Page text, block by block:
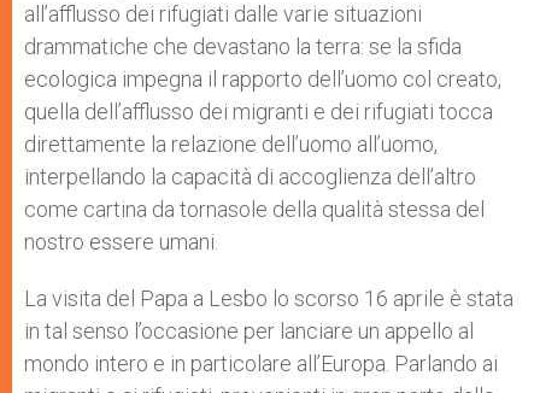
all’afflusso dei rifugiati dalle varie situazioni
drammatiche che devastano la terra: se la sfida
ecologica impegna il rapporto dell’uomo col creato,
quella dell’afflusso dei migranti e dei rifugiati tocca
direttamente la relazione dell’uomo all’uomo,
interpellando la capacità di accoglienza dell’altro
come cartina da tornasole della qualità stessa del
nostro essere umani.
La visita del Papa a Lesbo lo scorso 16 aprile è stata
in tal senso l’occasione per lanciare un appello al
mondo intero e in particolare all’Europa. Parlando ai